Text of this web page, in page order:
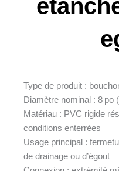
Type de produit :
Diamètre nominal : 8 po
Matériau : PVC rigide
conditions enterrées
Usage principal :
de drainage ou d’égout